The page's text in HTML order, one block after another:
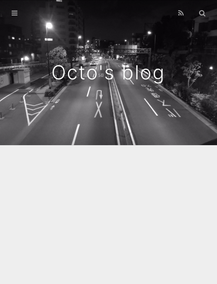
Octo's blog
Home
Archives